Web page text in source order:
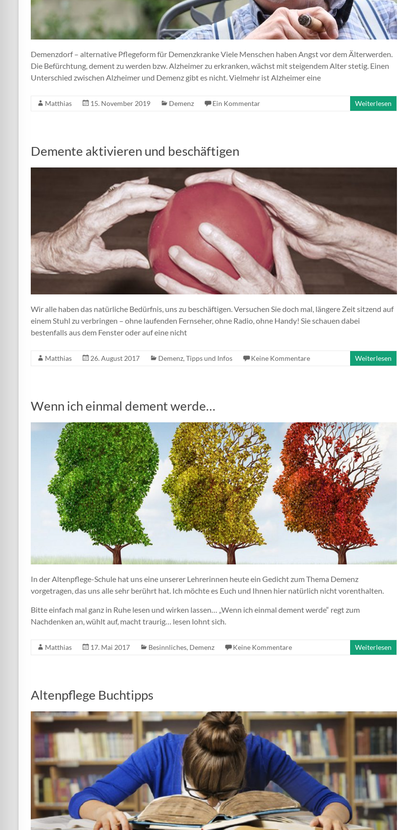
Demenzdorf – alternative Pflegeform für Demenzkranke Viele Menschen haben Angst vor dem Älterwerden.
Die Befürchtung, dement zu werden bzw. Alzheimer zu erkranken, wächst mit steigendem Alter stetig. Einen
Unterschied zwischen Alzheimer und Demenz gibt es nicht. Vielmehr ist Alzheimer eine
Matthias 15. November 2019 Demenz Ein Kommentar Weiterlesen
Demente aktivieren und beschäftigen
Wir alle haben das natürliche Bedürfnis, uns zu beschäftigen. Versuchen Sie doch mal, längere Zeit sitzend auf
einem Stuhl zu verbringen – ohne laufenden Fernseher, ohne Radio, ohne Handy! Sie schauen dabei
bestenfalls aus dem Fenster oder auf eine nicht
Matthias 26. August 2017 Demenz, Tipps und Infos Keine Kommentare Weiterlesen
Wenn ich einmal dement werde…
In der Altenpflege-Schule hat uns eine unserer Lehrerinnen heute ein Gedicht zum Thema Demenz
vorgetragen, das uns alle sehr berührt hat. Ich möchte es Euch und Ihnen hier natürlich nicht vorenthalten.
Bitte einfach mal ganz in Ruhe lesen und wirken lassen… „Wenn ich einmal dement werde“ regt zum
Nachdenken an, wühlt auf, macht traurig… lesen lohnt sich.
Matthias 17. Mai 2017 Besinnliches, Demenz Keine Kommentare Weiterlesen
Altenpflege Buchtipps